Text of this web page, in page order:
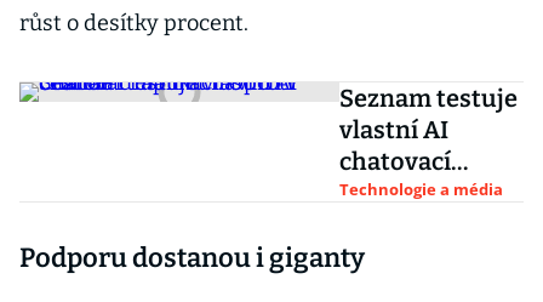
růst o desítky procent.
Seznam testuje
vlastní AI
chatovací
aplikaci. Oproti
mít navrch v
Technologie a média
Podporu dostanou i giganty